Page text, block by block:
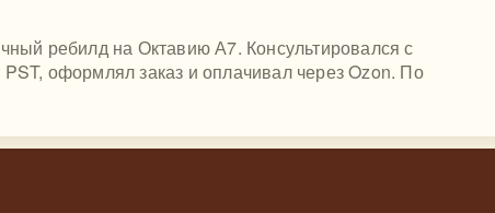
ребилд на Октавию А7. Консультировался с
оформлял заказ и оплачивал через Ozon. По